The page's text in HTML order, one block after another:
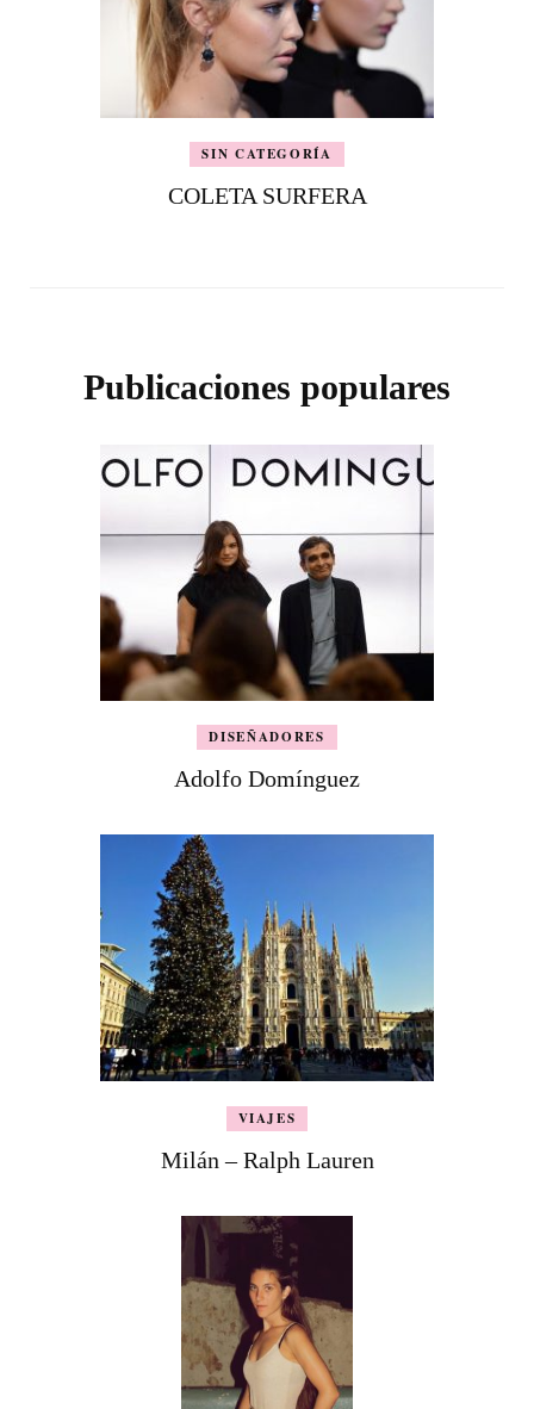
SIN CATEGORÍA
COLETA SURFERA
Publicaciones populares
DISEÑADORES
Adolfo Domínguez
VIAJES
Milán – Ralph Lauren